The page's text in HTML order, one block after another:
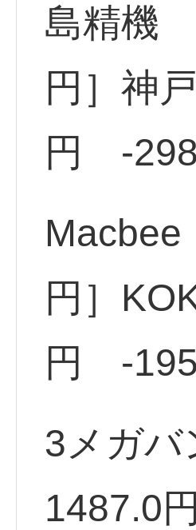
島精機
円］神
円 -298
円］
円 -195
3メガ
1487.0